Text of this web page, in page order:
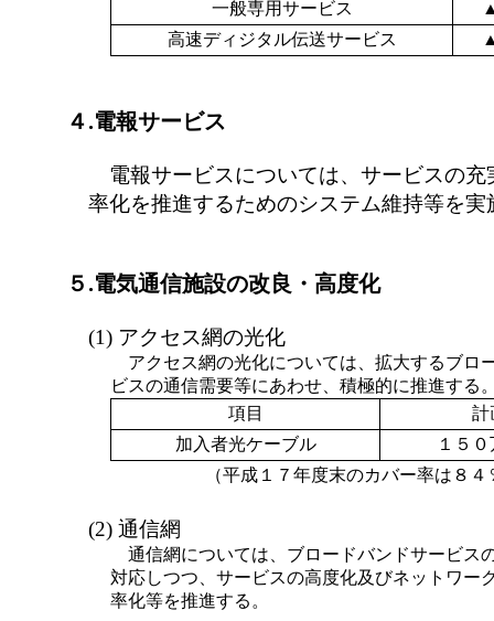
一般専用サービス
高速ディジタル伝送サービス
４.電報サービス
電報サービスについては、サービスの充
率化を推進するためのシステム維持等を実
５.電気通信施設の改良・高度化
(1) アクセス網の光化
アクセス網の光化については、拡大するブロ
ビスの通信需要等にあわせ、積極的に推進する
項目
計
加入者光ケーブル
１５
（平成１７年度末のカバー率は８４
(2) 通信網
通信網については、ブロードバンドサービス
対応しつつ、サービスの高度化及びネットワー
率化等を推進する。